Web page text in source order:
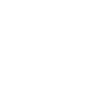
Conectori & mufe